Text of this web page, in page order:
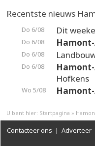
Recentste nieuws
Do 6/08 Dit
Do 6/08
Do 6/08
Do 6/08
Hofkens
Wo 5/08
U bent hier: Startpagina »
Contacteer ons | Adverteer